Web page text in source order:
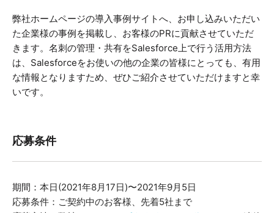
弊社ホームページの導入事例サイトへ、お申し込みいただい
た企業様の事例を掲載し、お客様のPRに貢献させていただ
きます。名刺の管理・共有をSalesforce上で行う活用方法
は、Salesforceをお使いの他の企業の皆様にとっても、有用
な情報となりますため、ぜひご紹介させていただけますと幸
いです。
応募条件
期間： 本日(2021年8月17日)〜2021年9月5日
応募条件：ご契約中のお客様、先着5社まで